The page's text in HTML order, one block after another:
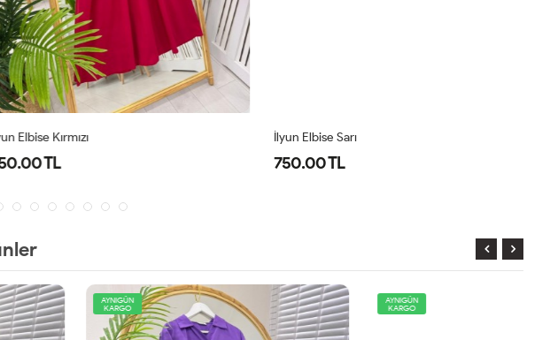
Kırmızı
TL
İlyun Elbise Sarı
750.00 TL
AYNIGÜN
KARGO